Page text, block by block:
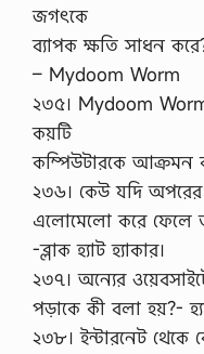
জগৎকে
ব্যাপক ক্ষতি সাধন
– Mydoom Worm
২৩৫। Mydoom
কয়টি
কম্পিউটারকে আক্রমন
২৩৬। কেউ যদি অপরের
এলোমেলো করে ফেলে
-ব্লাক হ্যাট হ্যাকার।
২৩৭। অন্যের
পড়াকে কী বলা হয়?-
২৩৮। ইন্টারনেট